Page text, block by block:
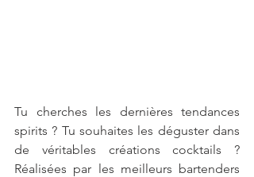
Tu cherches les dernières tendances
spirits ? Tu souhaites les déguster dans
de véritables créations cocktails ?
Réalisées par les meilleurs bartenders